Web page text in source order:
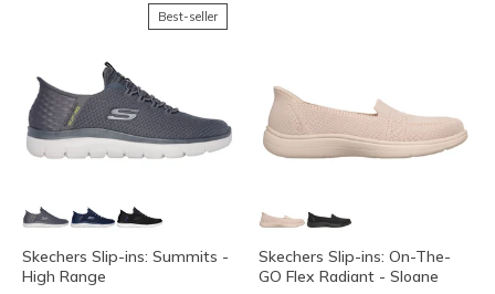
Best-seller
Skechers Slip-ins: Summits -
High Range
Skechers Slip-ins: On-The-
GO Flex Radiant - Sloane